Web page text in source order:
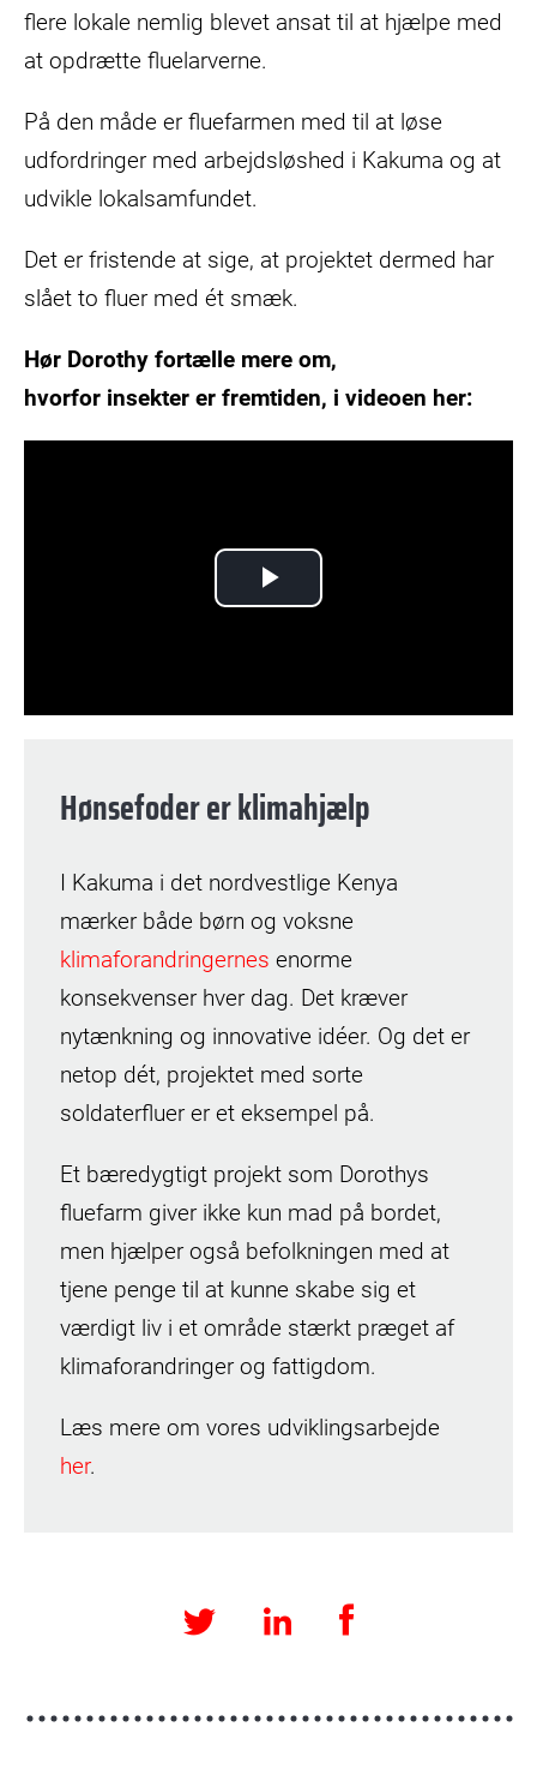
flere lokale nemlig blevet ansat til at hjælpe med
at opdrætte fluelarverne.
På den måde er fluefarmen med til at løse
udfordringer med arbejdsløshed i Kakuma og at
udvikle lokalsamfundet.
Det er fristende at sige, at projektet dermed har
slået to fluer med ét smæk.
Hør Dorothy fortælle mere om,
hvorfor insekter er fremtiden, i videoen her:
Play
Hønsefoder er klimahjælp
I Kakuma i det nordvestlige Kenya
mærker både børn og voksne
klimaforandringernes enorme
konsekvenser hver dag. Det kræver
nytænkning og innovative idéer. Og det er
netop dét, projektet med sorte
soldaterfluer er et eksempel på.
Et bæredygtigt projekt som Dorothys
fluefarm giver ikke kun mad på bordet,
men hjælper også befolkningen med at
tjene penge til at kunne skabe sig et
værdigt liv i et område stærkt præget af
klimaforandringer og fattigdom.
Læs mere om vores udviklingsarbejde
her.
Twitter LinkedInFacebook